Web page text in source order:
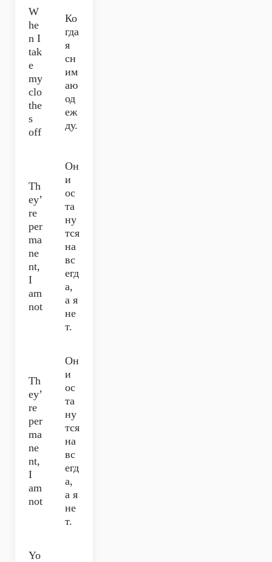
W
he
n I
tak
e
my
clo
the
s
off
Ко
гда
я
сн
им
аю
од
еж
ду.
Th
ey’
re
per
ma
ne
nt,
I
am
not
Он
и
ос
та
ну
тся
на
вс
егд
а,
а я
не
т.
Th
ey’
re
per
ma
ne
nt,
I
am
not
Он
и
ос
та
ну
тся
на
вс
егд
а,
а я
не
т.
Yo